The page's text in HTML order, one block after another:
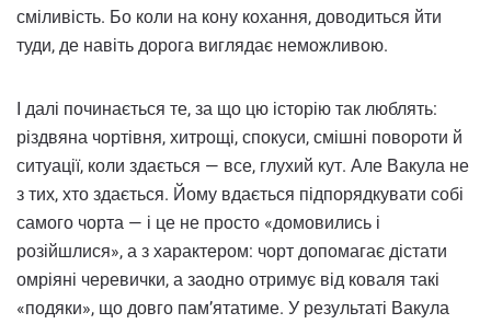
сміливість. Бо коли на кону кохання, доводиться йти
туди, де навіть дорога виглядає неможливою.
І далі починається те, за що цю історію так люблять:
різдвяна чортівня, хитрощі, спокуси, смішні повороти й
ситуації, коли здається — все, глухий кут. Але Вакула не
з тих, хто здається. Йому вдається підпорядкувати собі
самого чорта — і це не просто «домовились і
розійшлися», а з характером: чорт допомагає дістати
омріяні черевички, а заодно отримує від коваля такі
«подяки», що довго пам’ятатиме. У результаті Вакула